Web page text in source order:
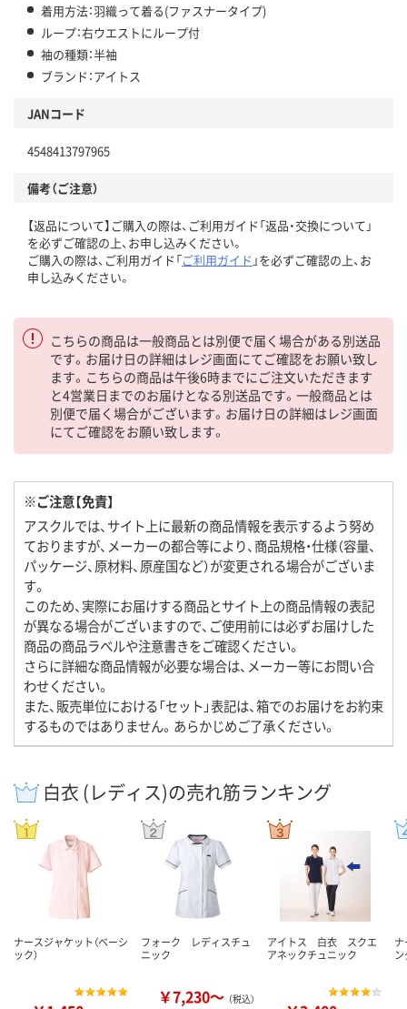
着用方法：羽織って着る(ファスナータイプ)
ループ：右ウエストにループ付
袖の種類：半袖
ブランド：アイトス
JANコード
4548413797965
備考（ご注意）
【返品について】ご購入の際は、ご利用ガイド「返品・交換について」
を必ずご確認の上、お申し込みください。
ご購入の際は、ご利用ガイド「ご利用ガイド 」を必ずご確認の上、お
申し込みください。
こちらの商品は一般商品とは別便で届く場合がある別送品
です。お届け日の詳細はレジ画面にてご確認をお願い致し
ます。こちらの商品は午後6時までにご注文いただきます
と4営業日までのお届けとなる別送品です。一般商品とは
別便で届く場合がございます。お届け日の詳細はレジ画面
にてご確認をお願い致します。
※ご注意【免責】
アスクルでは、サイト上に最新の商品情報を表示するよう努め
ておりますが、メーカーの都合等により、商品規格・仕様（容量、
パッケージ、原材料、原産国など）が変更される場合がございま
す。
このため、実際にお届けする商品とサイト上の商品情報の表記
が異なる場合がございますので、ご使用前には必ずお届けした
商品の商品ラベルや注意書きをご確認ください。
さらに詳細な商品情報が必要な場合は、メーカー等にお問い合
わせください。
また、販売単位における「セット」表記は、箱でのお届けをお約束
するものではありません。あらかじめご了承ください。
白衣 (レディス)の売れ筋ランキング
ナースジャケット（ベーシ
ック）
フォーク レディスチュ
ニック
￥7,230～ （税込）
アイトス 白衣 スクエ
アネックチュニック
ナ
ン